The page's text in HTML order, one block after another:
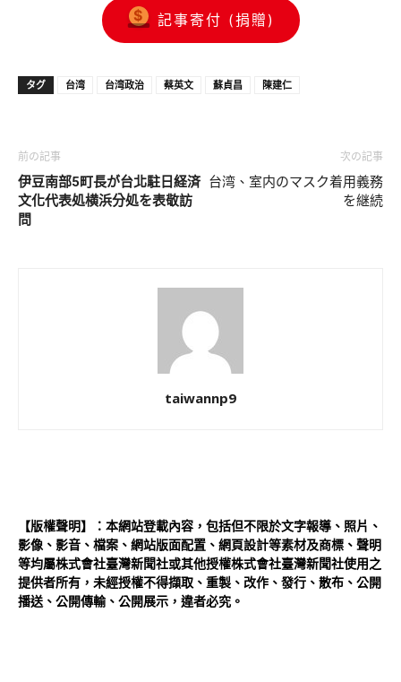
記事寄付 (捐贈)
タグ 台湾 台湾政治 蔡英文 蘇貞昌 陳建仁
前の記事
伊豆南部5町長が台北駐日経済
文化代表処横浜分処を表敬訪
問
次の記事
台湾、室内のマスク着用義務
を継続
taiwannp9
【版權聲明】：本網站登載內容，包括但不限於文字報導、照片、
影像、影音、檔案、網站版面配置、網頁設計等素材及商標、聲明
等均屬株式會社臺灣新聞社或其他授權株式會社臺灣新聞社使用之
提供者所有，未經授權不得擷取、重製、改作、發行、散布、公開
播送、公開傳輸、公開展示，違者必究。